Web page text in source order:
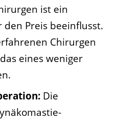
ist ein
Preis beeinflusst.
Chirurgen
eines weniger
Die